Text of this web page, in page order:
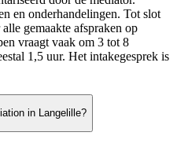
en onderhandelingen. Tot slot
gemaakte afspraken op
vraagt vaak om 3 tot 8
1,5 uur. Het intakegesprek is
in Langelille?